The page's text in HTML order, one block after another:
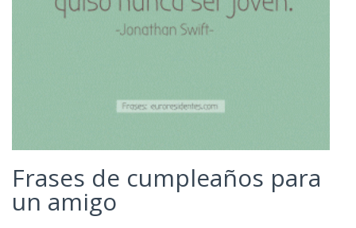
Frases de cumpleaños para
un amigo